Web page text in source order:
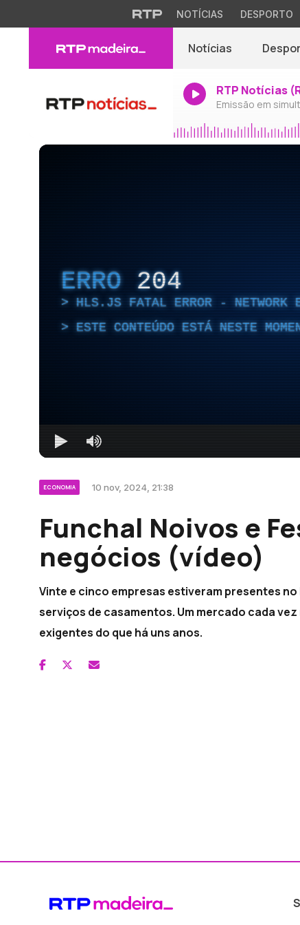
NOTÍCIAS DESPORTO
Notícias
RTP Notícias
Emissão em
ERRO 204
HLS.JS FATAL ERROR - NETWORK
ESTE CONTEÚDO ESTÁ NESTE
ECONOMIA 10 nov, 2024, 21:38
Funchal Noivos e
negócios (vídeo)
Vinte e cinco empresas estiveram presentes
serviços de casamentos. Um mercado cada
exigentes do que há uns anos.